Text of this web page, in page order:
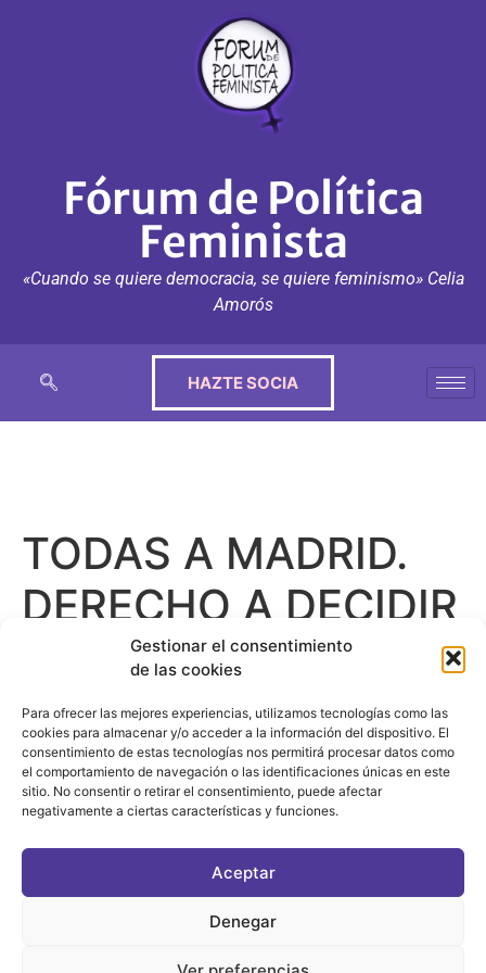
Gestionar el consentimiento
de las cookies
Para ofrecer las mejores experiencias, utilizamos tecnologías como las
cookies para almacenar y/o acceder a la información del dispositivo. El
consentimiento de estas tecnologías nos permitirá procesar datos como
el comportamiento de navegación o las identificaciones únicas en este
sitio. No consentir o retirar el consentimiento, puede afectar
negativamente a ciertas características y funciones.
Aceptar
Denegar
Fórum de Política
Feminista
«Cuando se quiere democracia, se quiere feminismo» Celia
Amorós
HAZTE SOCIA
TODAS A MADRID.
DERECHO A DECIDIR
ASOCIATE AL FÓRUM
C/ BRAVO MURILLO, 4 DESPACHO 5. 28015 MADRID